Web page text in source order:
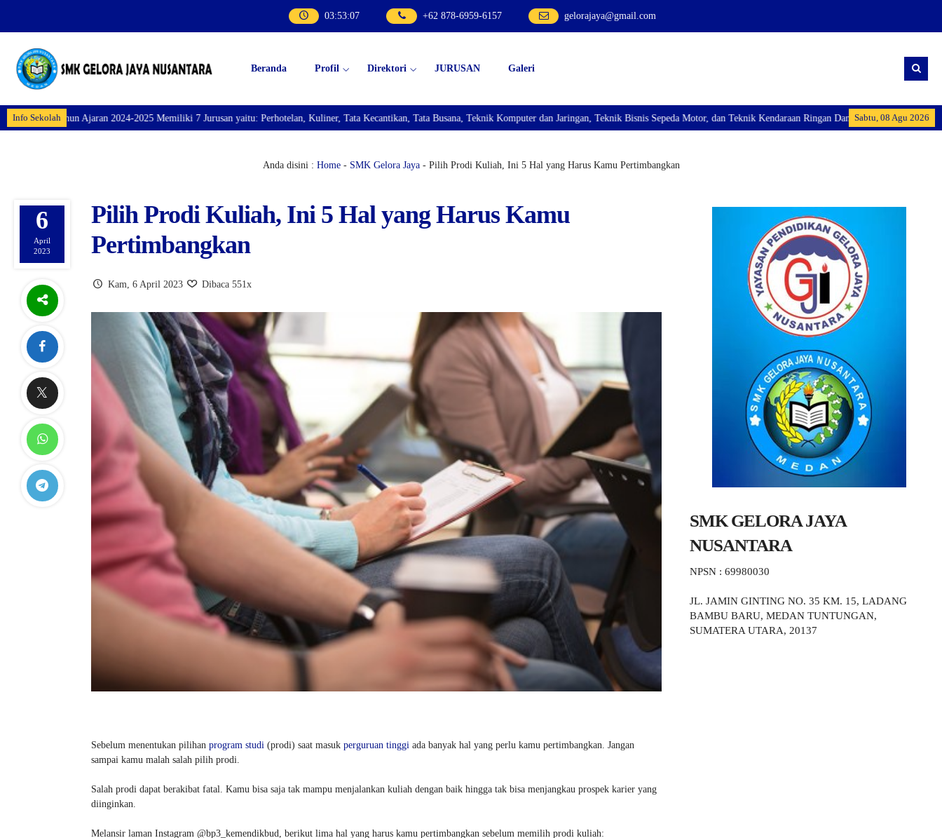
03:53:08 +62 878-6959-6157 gelorajaya@gmail.com
Beranda Profil Direktori JURUSAN Galeri
Info Sekolah Sabtu, 08 Agu 2026
Ajaran 2024-2025 Memiliki 7 Jurusan yaitu: Perhotelan, Kuliner, Tata Kecantikan, Tata Busana, Teknik Komputer dan Jaringan, Teknik Bisnis Sepeda Motor, dan Teknik Kendaraan Ringan Dan membuka Kelas Industri: Axioo
Anda disini : Home- SMK Gelora Jaya- Pilih Prodi Kuliah, Ini 5 Hal yang Harus Kamu Pertimbangkan
6
April
2023
Pilih Prodi Kuliah, Ini 5 Hal yang Harus Kamu
Pertimbangkan
Kam, 6 April 2023 Dibaca 551x
Sebelum menentukan pilihan program studi (prodi) saat masuk perguruan tinggi ada banyak hal yang perlu kamu pertimbangkan. Jangan
sampai kamu malah salah pilih prodi.
Salah prodi dapat berakibat fatal. Kamu bisa saja tak mampu menjalankan kuliah dengan baik hingga tak bisa menjangkau prospek karier yang
diinginkan.
Melansir laman Instagram @bp3_kemendikbud, berikut lima hal yang harus kamu pertimbangkan sebelum memilih prodi kuliah:
SMK GELORA JAYA
NUSANTARA
NPSN : 69980030
JL. JAMIN GINTING NO. 35 KM. 15, LADANG
BAMBU BARU, MEDAN TUNTUNGAN,
SUMATERA UTARA, 20137